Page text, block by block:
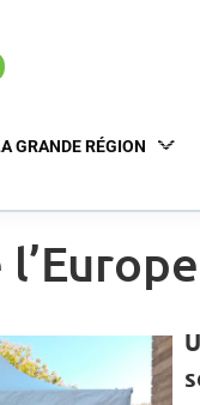
GRANDE RÉGION